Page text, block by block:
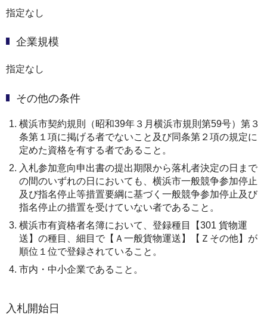
指定なし
企業規模
指定なし
その他の条件
横浜市契約規則（昭和39年３月横浜市規則第59号）第３
条第１項に掲げる者でないこと及び同条第２項の規定に
定めた資格を有する者であること。
入札参加意向申出書の提出期限から落札者決定の日まで
の間のいずれの日においても、横浜市一般競争参加停止
及び指名停止等措置要綱に基づく一般競争参加停止及び
指名停止の措置を受けていない者であること。
横浜市有資格者名簿において、登録種目【301 貨物運
送】の種目、細目で【Ａ一般貨物運送】【Ｚその他】が
順位１位で登録されていること。
市内・中小企業であること。
入札開始日